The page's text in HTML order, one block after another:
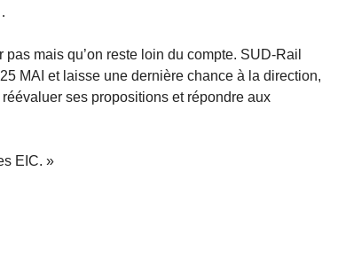
mais qu’on reste loin du compte. SUD-Rail
MAI et laisse une dernière chance à la direction,
ses propositions et répondre aux
EIC. »